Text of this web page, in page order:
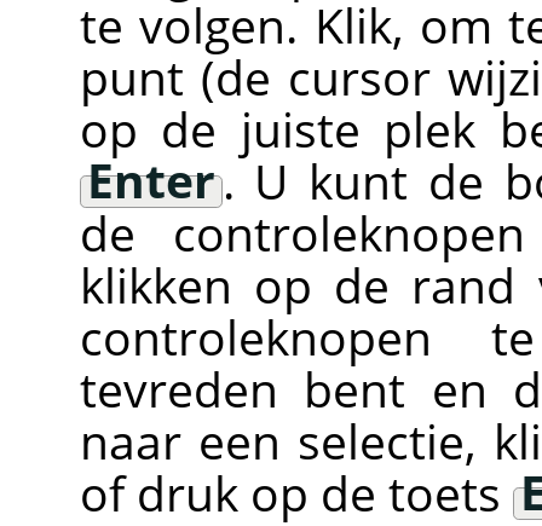
te volgen. Klik, om
punt (de cursor
op de juiste plek
Enter. U kunt de
de
klikken op de
controleknopen
tevreden bent en
naar een selectie,
of druk op de toets